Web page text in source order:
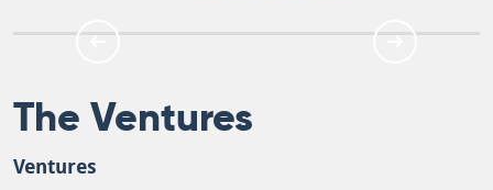
The Ventures
Ventures